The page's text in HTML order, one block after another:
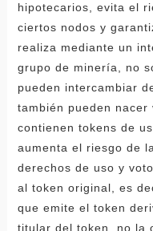
hipotecarios, evita el
ciertos nodos y
realiza mediante un
grupo de minería, no
pueden intercambiar
también pueden
contienen tokens de
aumenta el riesgo de
derechos de uso y
al token original, es
que emite el token
titular del token, no la